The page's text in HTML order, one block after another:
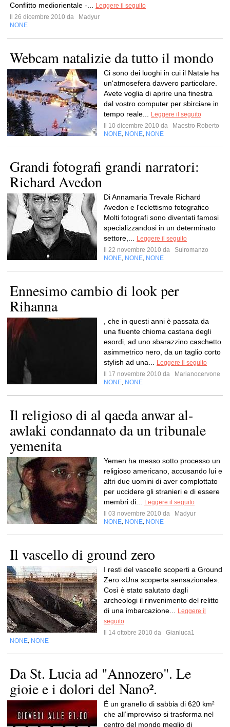
Conflitto mediorientale -...
Leggere il seguito
Il 26 dicembre 2010 da
Madyur
NONE
Webcam natalizie da tutto il mondo
Ci sono dei luoghi in cui il Natale ha
un'atmosefera davvero particolare.
Avete voglia di aprire una finestra
dal vostro computer per sbirciare in
tempo reale...
Leggere il seguito
Il 10 dicembre 2010 da
Maestro Roberto
NONE NONE NONE
Grandi fotografi grandi narratori:
Richard Avedon
Di Annamaria Trevale Richard
Avedon e l'eclettismo fotografico
Molti fotografi sono diventati famosi
specializzandosi in un determinato
settore,...
Leggere il seguito
Il 22 novembre 2010 da
Sulromanzo
NONE NONE NONE
Ennesimo cambio di look per
Rihanna
, che in questi anni è passata da
una fluente chioma castana degli
esordi, ad uno sbarazzino caschetto
asimmetrico nero, da un taglio corto
stylish ad una...
Leggere il seguito
Il 17 novembre 2010 da
Marianocervone
NONE NONE
Il religioso di al qaeda anwar al-
awlaki condannato da un tribunale
yemenita
Yemen ha messo sotto processo un
religioso americano, accusando lui e
altri due uomini di aver complottato
per uccidere gli stranieri e di essere
membri di...
Leggere il seguito
Il 03 novembre 2010 da
Madyur
NONE NONE NONE
Il vascello di ground zero
I resti del vascello scoperti a Ground
Zero «Una scoperta sensazionale».
Così è stato salutato dagli
archeologi il rinvenimento del relitto
di una imbarcazione...
Leggere il
seguito
Il 14 ottobre 2010 da
Gianluca1
NONE NONE
Da St. Lucia ad "Annozero". Le
gioie e i dolori del Nano².
È un granello di sabbia di 620 km²
che all’improvviso si trasforma nel
centro del mondo meglio di